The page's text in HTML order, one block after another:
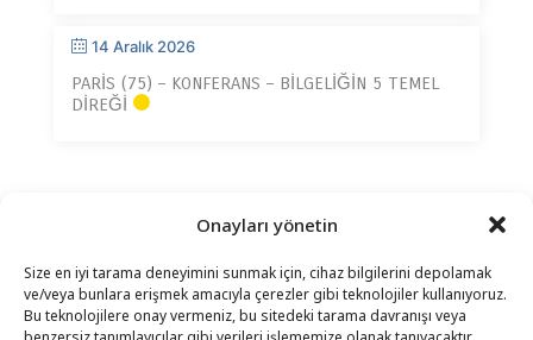
Onayları yönetin
Size en iyi tarama deneyimini sunmak için, cihaz bilgilerini depolamak
ve/veya bunlara erişmek amacıyla çerezler gibi teknolojiler kullanıyoruz.
Bu teknolojilere onay vermeniz, bu sitedeki tarama davranışı veya
14 Aralık 2026
PARIS (75) – KONFERANS – BILGELIĞIN 5 TEMEL
DIREĞI